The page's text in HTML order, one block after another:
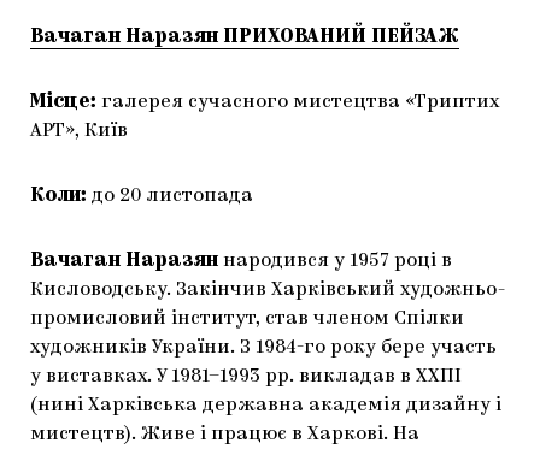
Вачаган Наразян ПРИХОВАНИЙ ПЕЙЗАЖ
Місце: галерея сучасного мистецтва «Триптих
АРТ», Київ
Коли: до 20 листопада
Вачаган Наразян народився у 1957 році в
Кисловодську. Закінчив Харківський художньо-
промисловий інститут, став членом Спілки
художників України. З 1984-го року бере участь
у виставках. У 1981–1993 рр. викладав в ХХПІ
(нині Харківська державна академія дизайну і
мистецтв). Живе і працює в Харкові. На